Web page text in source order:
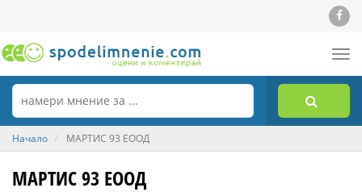
Начало МАРТИС 93 ЕООД
МАРТИС 93 ЕООД